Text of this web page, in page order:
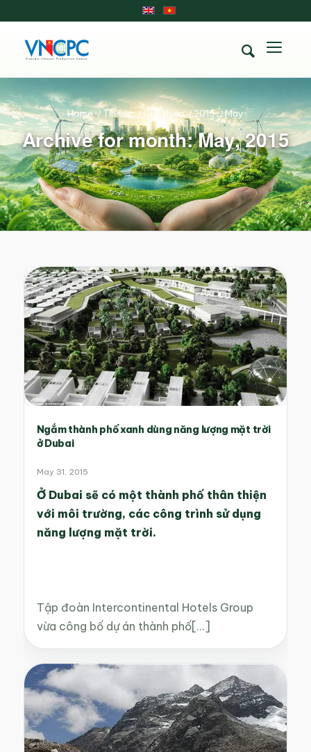
Archive for month: May, 2015
Home / Tin tức /Giới thiệu /2015 /May
Ngắm thành phố xanh dùng năng lượng mặt trời
ở Dubai
May 31, 2015
Ở Dubai sẽ có một thành phố thân thiện
với môi trường, các công trình sử dụng
năng lượng mặt trời.
Tập đoàn Intercontinental Hotels Group
vừa công bố dự án thành phố[...]